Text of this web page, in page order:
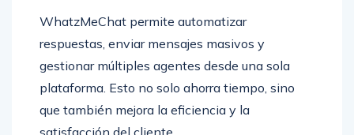
WhatzMeChat permite automatizar
respuestas, enviar mensajes masivos y
gestionar múltiples agentes desde una sola
plataforma. Esto no solo ahorra tiempo, sino
que también mejora la eficiencia y la